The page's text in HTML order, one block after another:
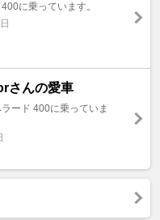
に乗っています。
さんの愛車
ード 400に乗っていま